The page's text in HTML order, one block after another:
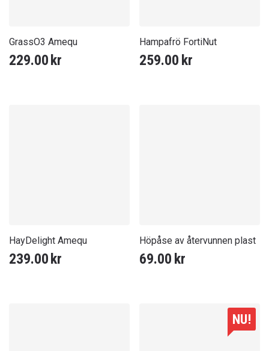
GrassO3 Amequ
229.00 kr
Hampafrö FortiNut
259.00 kr
HayDelight Amequ
239.00 kr
Höpåse av återvunnen plast
69.00 kr
NU!